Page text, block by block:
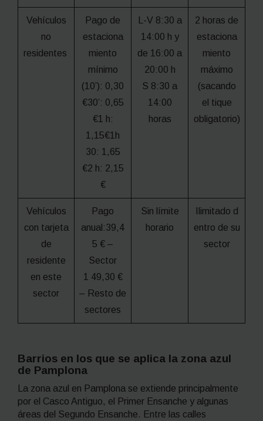
Vehículos
no
residentes
Pago de
estaciona
miento
mínimo
(10’): 0,30
€30’: 0,65
€1 h:
1,15€1h
30: 1,65
€2 h: 2,15
€
L-V 8:30 a
14:00 h y
de 16:00 a
20:00 h
S 8:30 a
14:00
horas
2 horas de
estaciona
miento
máximo
(sacando
el tique
obligatorio)
Vehículos
con tarjeta
de
residente
en este
sector
Pago
anual:39,4
5 € –
Sector
1 49,30 €
– Resto de
sectores
Sin límite
horario
Ilimitado d
entro de su
sector
Barrios en los que se aplica la zona azul
de Pamplona
La zona azul en Pamplona se extiende principalmente
por el Casco Antiguo, el Primer Ensanche y algunas
áreas del Segundo Ensanche. Entre las calles